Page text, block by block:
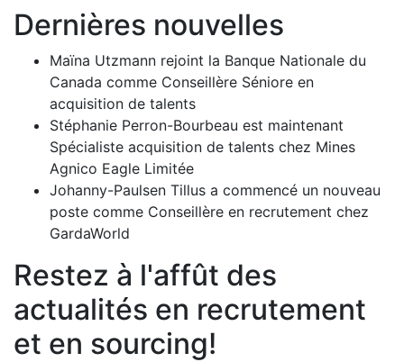
Dernières nouvelles
Maïna Utzmann rejoint la Banque Nationale du
Canada comme Conseillère Séniore en
acquisition de talents
Stéphanie Perron-Bourbeau est maintenant
Spécialiste acquisition de talents chez Mines
Agnico Eagle Limitée
Johanny-Paulsen Tillus a commencé un nouveau
poste comme Conseillère en recrutement chez
GardaWorld
Restez à l'affût des
actualités en recrutement
et en sourcing!